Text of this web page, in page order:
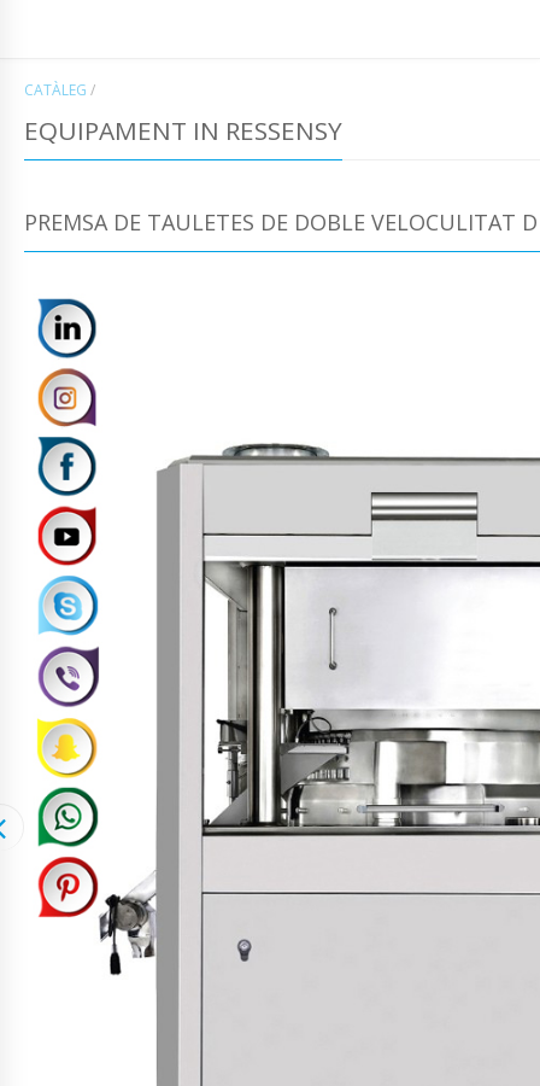
CATÀLEG /
EQUIPAMENT IN RESSENSY
PREMSA DE TAULETES DE DOBLE VELOCULITAT